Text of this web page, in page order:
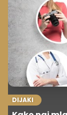
DIJAKI